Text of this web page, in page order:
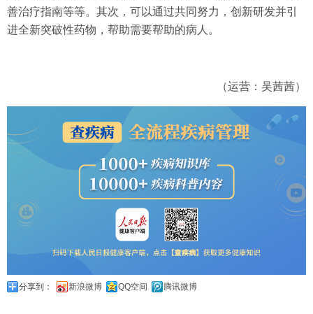
善治疗指南等等。其次，可以通过共同努力，创新研发并引
进全新突破性药物，帮助需要帮助的病人。
（运营：吴茜茜）
分享到： 新浪微博 QQ空间 腾讯微博